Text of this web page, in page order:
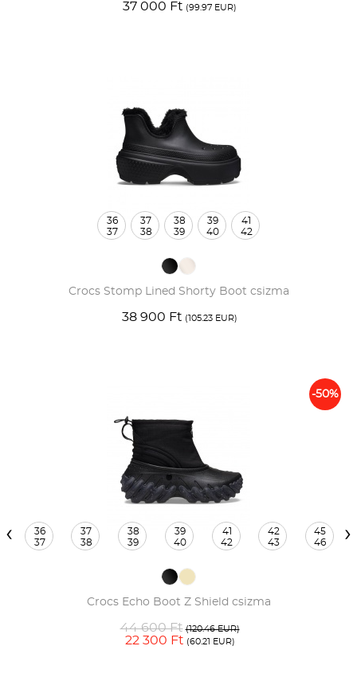
37 000 Ft (99.97 EUR)
Crocs Stomp Lined Shorty Boot csizma
38 900 Ft (105.23 EUR)
36
37
37
38
38
39
39
40
41
42
-50%
Crocs Echo Boot Z Shield csizma
44 600 Ft (120.46 EUR)
22 300 Ft (60.21 EUR)
36
37
37
38
38
39
39
40
41
42
42
43
45
46
‹ ›